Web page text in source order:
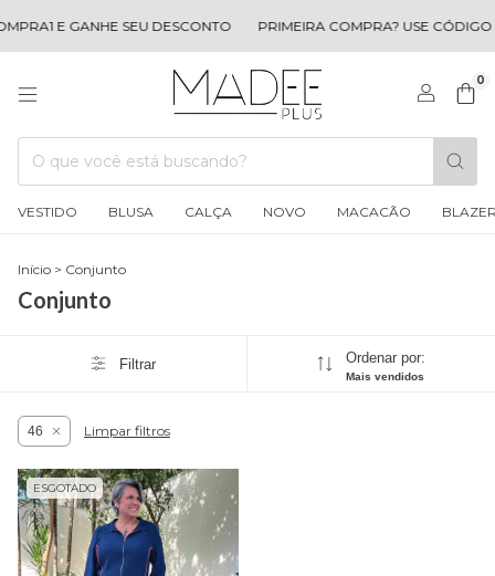
E GANHE SEU DESCONTO PRIMEIRA COMPRA? USE CÓDIGO
0
VESTIDO BLUSA CALÇA NOVO MACACÃO
Início > Conjunto
Conjunto
Filtrar Ordenar por:
Mais vendidos
46 Limpar filtros
ESGOTADO